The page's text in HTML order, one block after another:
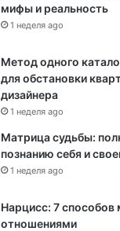
мифы и реальность
1 неделя ago
Метод одного
для обстановки
дизайнера
1 неделя ago
Матрица судьбы:
познанию себя и
1 неделя ago
Нарцисс: 7 способов
отношениями